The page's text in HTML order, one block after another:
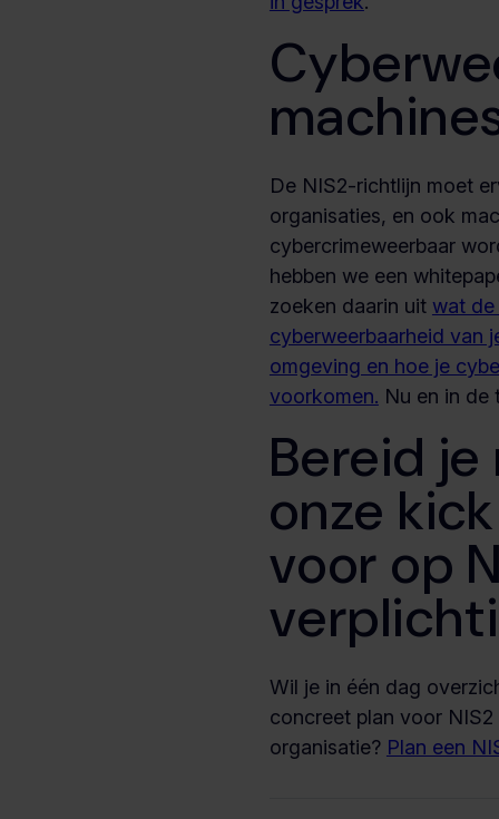
De NIS2-richtlijn moet
organisaties, en ook
cybercrimeweerbaar
hebben we een
zoeken daarin uit wat
cyberweerbaarheid van
omgeving en hoe je
voorkomen. Nu en in de
Bereid
onze
voor op
Wil je in één dag
concreet plan voor
organisatie? Plan een